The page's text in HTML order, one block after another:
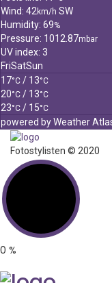
Wind: 42 km/h SW
Humidity: 69%
Pressure: 1012.87mbar
UV index: 3
FriSatSun
17°C / 13°C
20°C / 13°C
23°C / 15°C
powered byWeather
Fotostylisten © 2020
0 %